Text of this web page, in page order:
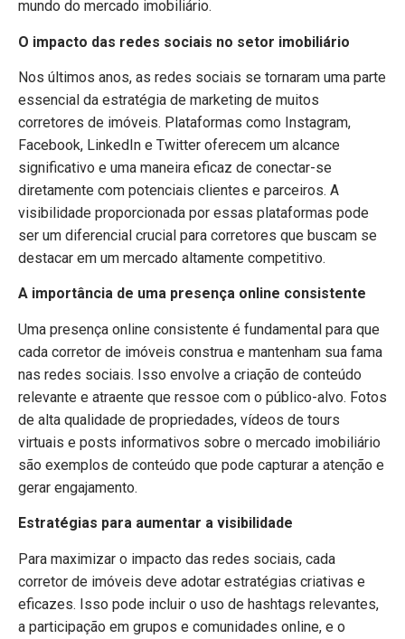
mundo do mercado imobiliário.
O impacto das redes sociais no setor imobiliário
Nos últimos anos, as redes sociais se tornaram uma parte
essencial da estratégia de marketing de muitos
corretores de imóveis. Plataformas como Instagram,
Facebook, LinkedIn e Twitter oferecem um alcance
significativo e uma maneira eficaz de conectar-se
diretamente com potenciais clientes e parceiros. A
visibilidade proporcionada por essas plataformas pode
ser um diferencial crucial para corretores que buscam se
destacar em um mercado altamente competitivo.
A importância de uma presença online consistente
Uma presença online consistente é fundamental para que
cada corretor de imóveis construa e mantenham sua fama
nas redes sociais. Isso envolve a criação de conteúdo
relevante e atraente que ressoe com o público-alvo. Fotos
de alta qualidade de propriedades, vídeos de tours
virtuais e posts informativos sobre o mercado imobiliário
são exemplos de conteúdo que pode capturar a atenção e
gerar engajamento.
Estratégias para aumentar a visibilidade
Para maximizar o impacto das redes sociais, cada
corretor de imóveis deve adotar estratégias criativas e
eficazes. Isso pode incluir o uso de hashtags relevantes,
a participação em grupos e comunidades online, e o